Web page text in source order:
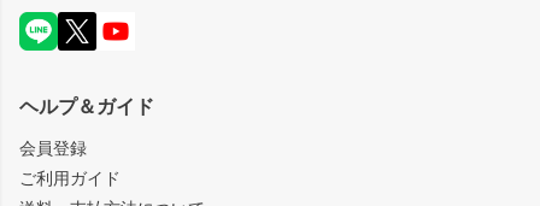
ヘルプ＆ガイド
会員登録
ご利用ガイド